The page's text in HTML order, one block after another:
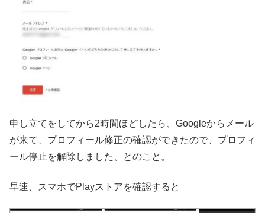
申し立てをしてから2時間ほどしたら、Googleからメール
が来て、プロフィール修正の確認ができたので、プロフィ
ール停止を解除しました、とのこと。
早速、スマホでPlayストアを確認すると